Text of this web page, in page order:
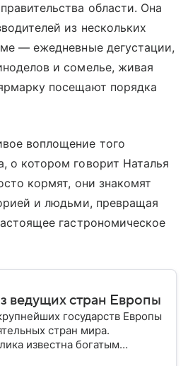
области. Она
из нескольких
— ежедневные дегустации,
и сомелье, живая
посещают порядка
воплощение того
о котором говорит Наталья
кормят, они знакомят
и людьми, превращая
гастрономическое
ведущих стран Европы
государств Европы
стран мира.
известна богатым
развитой экономикой,